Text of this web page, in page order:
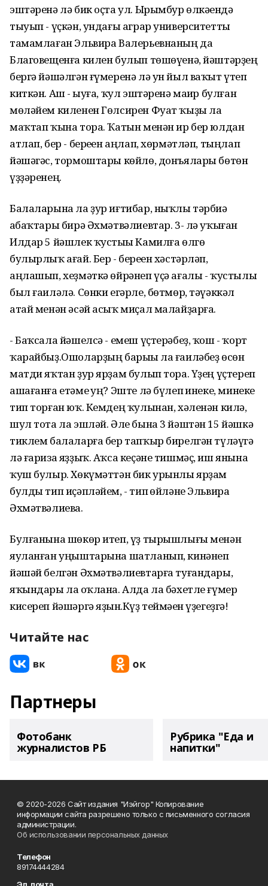
эштәренә лә бик оҫта ул. Ырымбур өлкәһендә
тыуып - үҫкән, ундағы аграр университетты
тамамлаған Эльвира Валерьевнаның да
Благовещенға килен булып төшөүенә, йәштәрҙең
бергә йәшәлгән ғүмеренә лә ун йыл ваҡыт үтеп
киткән. Аш - һыуға, ҡул эштәренә маһир булған
мөләйем киленен Гөлсирен Фуат ҡыҙы ла
маҡтап ҡына тора. Ҡатын менән ир бер юлдан
атлап, бер - береһен аңлап, хөрмәтләп, тыңлап
йәшәгәс, тормоштары көйлө, донъялары бөтөн
үҙҙәренең.
Балаларына ла ҙур иғтибар, ныҡлы тәрбиә
һабаҡтары бирә Әхмәтвәлиевтар. 3- лә уҡыған
Илдар 5 йәшлек ҡустыһы Камилға өлгө
булырлыҡ ағай. Бер - береһен хәстәрләп,
аңлашып, хеҙмәткә өйрәнеп үҫә ағалы - ҡустылы
был ғаиләлә. Сөнки егәрле, бөтмөр, тәүәккәл
атай менән әсәй асыҡ миҫал малайҙарға.
- Баҡсала йәшелсә - емеш үҫтерәбеҙ, ҡош - ҡорт
ҡарайбыҙ.Ошоларҙың барыһы ла ғаиләбеҙ өсөн
матди яҡтан ҙур ярҙам булып тора. Үҙең үҫтереп
ашағанға етәме һуң? Эште лә бүлеп һинеке, минеке
тип торған юҡ. Кемдең ҡулынан, хәленән килә,
шул тота ла эшләй. Әле бына 3 йәштән 15 йәшкә
тиклем балаларға бер тапҡыр бирелгән түләүгә
лә ғариза яҙҙыҡ. Аҡса кеҫәне тишмәҫ, иш янына
ҡуш булыр. Хөкүмәттән бик урынлы ярҙам
булды тип иҫәпләйем, - тип һөйләне Эльвира
Әхмәтвәлиева.
Булғанына шөкөр итеп, үҙ тырышлығы менән
яуланған уңыштарына шатланып, кинәнеп
йәшәй белгән Әхмәтвәлиевтарға туғандары,
яҡындары ла һоҡлана. Алда ла бәхетле ғүмер
кисереп йәшәргә яҙһын.Күҙ теймәһен үҙегеҙгә!
Читайте нас
Партнеры
Фотобанк
журналистов РБ
Рубрика "Еда и
напитки"
© 2020-2026 Сайт издания "Иэйгор" Копирование
информации сайта разрешено только с письменного согласия
администрации.
Об использовании персональных данных
Телефон
89174444284